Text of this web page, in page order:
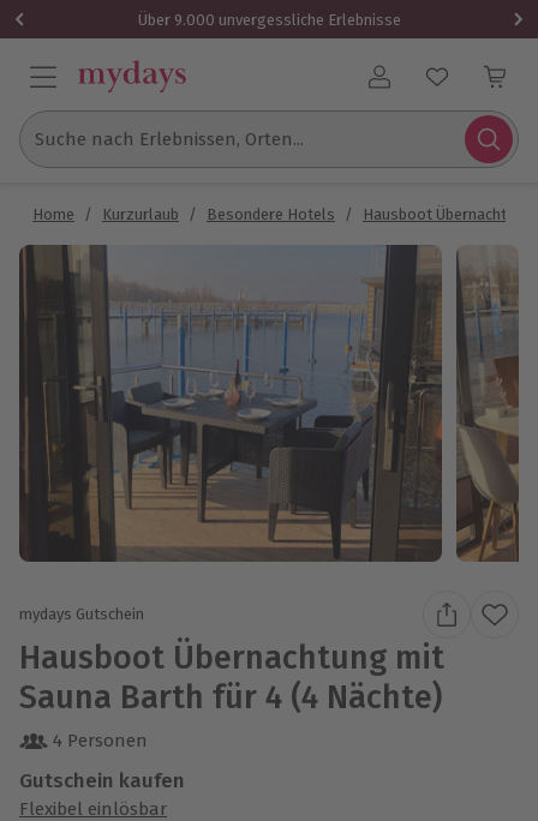
Über 9.000 unvergessliche Erlebnisse
Benutzerkonto
Suche nach Erlebnissen, Orten...
Home / Kurzurlaub / Besondere Hotels / Hausboot Übernachtung
mydays Gutschein
Hausboot Übernachtung mit
Sauna Barth für 4 (4 Nächte)
4 Personen
Gutschein kaufen
Flexibel einlösbar